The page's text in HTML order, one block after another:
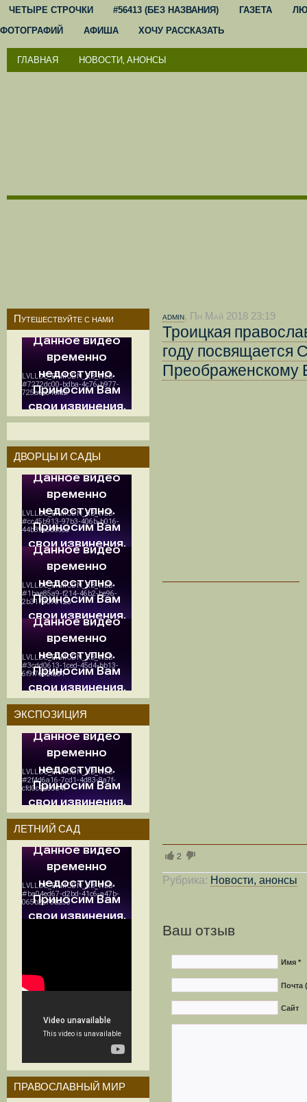
ЧЕТЫРЕ СТРОЧКИ #56413 (БЕЗ НАЗВАНИЯ) ГАЗЕТА
ФОТОГРАФИЙ
АФИША ХОЧУ РАССКАЗАТЬ
ГЛАВНАЯ НОВОСТИ, АНОНСЫ
admin, Пн Май 2018 23:19
Троицкая
году посвящается
Преображенскому
2
Рубрика: Новости, анонсы
Ваш отзыв
Имя *
Почта
Сайт
Путешествуйте с нами
ДВОРЦЫ И САДЫ
ЭКСПОЗИЦИЯ
ЛЕТНИЙ САД
ПРАВОСЛАВНЫЙ МИР